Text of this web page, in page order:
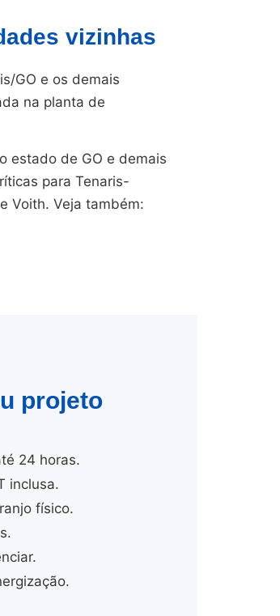
vizinhas
GO e os demais
na planta de
estado de GO e demais
para Tenaris-
Voith. Veja também:
projeto
24 horas.
inclusa.
físico.